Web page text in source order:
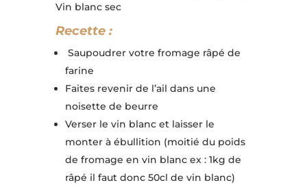
Vin blanc sec
Recette :
Saupoudrer votre fromage râpé de
farine
Faites revenir de l’ail dans une
noisette de beurre
Verser le vin blanc et laisser le
monter à ébullition (moitié du poids
de fromage en vin blanc ex : 1kg de
râpé il faut donc 50cl de vin blanc)